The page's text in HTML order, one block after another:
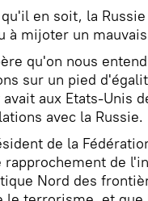
en soit, la
à mijoter un
qu'on nous
sur un pied
aux Etats-Unis
avec la Russie.
de la
rapprochement de
Nord des